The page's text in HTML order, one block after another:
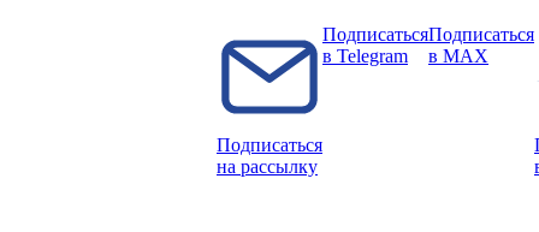
Подписаться
на рассылку
Подписаться
в Telegram
Подписаться
в MAX